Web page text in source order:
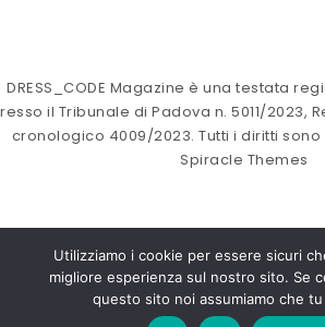
DRESS_CODE Magazine è una testata
il Tribunale di Padova n. 5011/2023,
cronologico 4009/2023. Tutti i diritti sono
Spiracle Themes
Utilizziamo i cookie per essere sicuri
migliore esperienza sul nostro sito. Se
questo sito noi assumiamo che